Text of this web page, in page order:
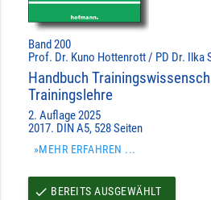
Band 200
Prof. Dr. Kuno Hottenrott / PD Dr. Ilka
Handbuch
Trainingslehre
2. Auflage 2025
2017. DIN A5, 528 Seiten
»MEHR ERFAHREN ...
done BEREITS AUSGEWÄHLT